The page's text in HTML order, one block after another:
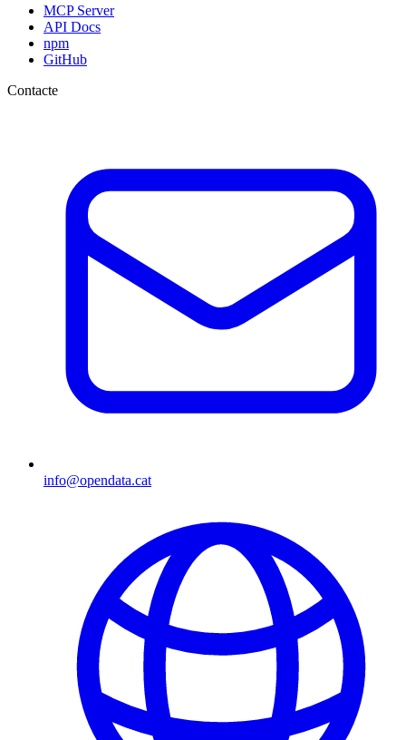
MCP Server
API Docs
npm
GitHub
Contacte
info@opendata.cat